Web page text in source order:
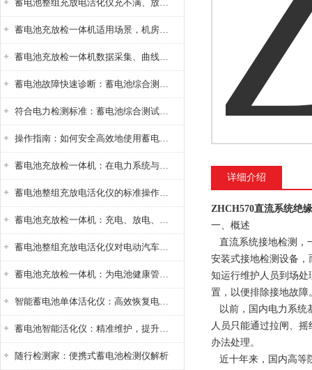
蓄电池整组充放电活化仪充不满、放不完怎么办？
蓄电池充放检一体机适用场景，机房基站变电站铅酸蓄电池维护检测应用
蓄电池充放检一体机数据采集、曲线分析与电池健康状态智能评估功能详解
蓄电池故障快速诊断：蓄电池综合测试仪判断落后电池的方法与标准
符合电力检测标准：蓄电池综合测试仪测试规范与精度校准方法详解
操作指南：如何安全高效地使用蓄电池智能活化仪？
蓄电池充放检一体机：在电力系统与储能设备中的创新应用，确保蓄电池性能与可靠性
蓄电池整组充放电活化仪的标准操作流程：从接线设置到充放电参数设定的安全规范
蓄电池充放检一体机：充电、放电、检测三功能集成设备
蓄电池整组充放电活化仪对电动汽车电池有帮助吗？
蓄电池充放检一体机：为电池健康管理提供一站式解决方案
智能蓄电池单体活化仪：高效恢复电池性能，延长蓄电池使用寿命
蓄电池智能活化仪：精准维护，提升电池健康状态
随行检测家：便携式蓄电池检测仪解析
详细介绍
ZHCH570直流系统绝
一、概述
直流系统接地检测，
安装式接地检测设备
知运行维护人员到场
置，以便排除接地故障
以前，国内电力系统
人员只能通过拉闸、
办法处理。
近十年来，国内高等